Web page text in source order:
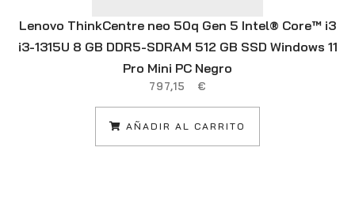
Lenovo ThinkCentre neo 50q Gen 5 Intel® Core™ i3
i3-1315U 8 GB DDR5-SDRAM 512 GB SSD Windows 11
Pro Mini PC Negro
797,15 €
AÑADIR AL CARRITO